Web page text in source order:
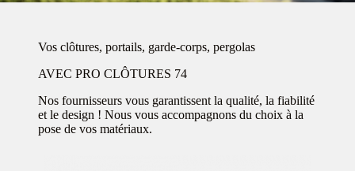
Vos clôtures, portails, garde-corps, pergolas
AVEC PRO CLÔTURES 74
Nos fournisseurs vous garantissent la qualité, la fiabilité
et le design ! Nous vous accompagnons du choix à la
pose de vos matériaux.